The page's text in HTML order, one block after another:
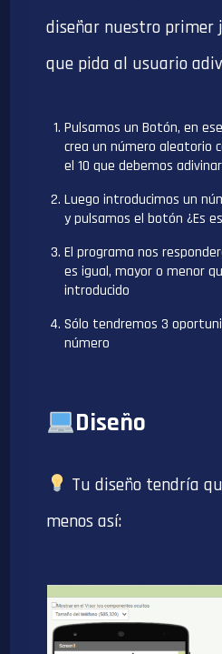
diseñar nuestro primer
que pida al usuario
Pulsamos un Botón, en
crea un número aleatorio
el 10 que debemos adivinar
Luego introducimos un
y pulsamos el botón ¿Es
El programa nos
es igual, mayor o menor
introducido
Sólo tendremos 3
número
Diseño
Tu diseño tendría
menos así: